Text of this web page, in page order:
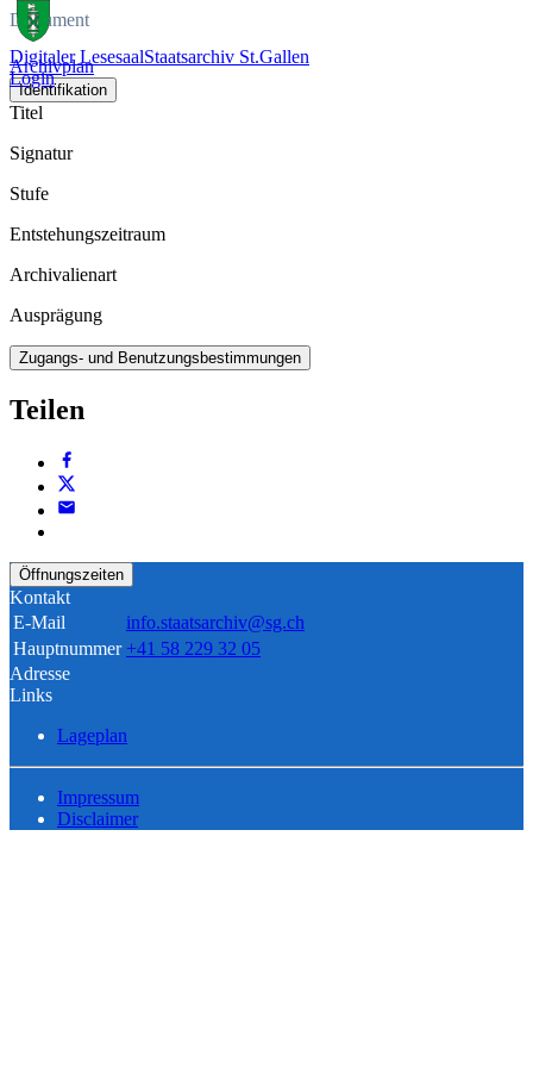
Digitaler LesesaalStaatsarchiv St.Gallen
Login
Dokument
Archivplan
Identifikation
Titel
Signatur
Stufe
Entstehungszeitraum
Archivalienart
Ausprägung
Zugangs- und Benutzungsbestimmungen
Teilen
Öffnungszeiten
Kontakt
E-Mail
info.staatsarchiv@sg.ch
Hauptnummer +41 58 229 32 05
Adresse
Links
Lageplan
Impressum
Disclaimer